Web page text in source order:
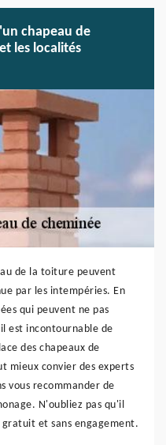
chapeau de
les localités
de la toiture peuvent
par les intempéries. En
qui peuvent ne pas
est incontournable de
des chapeaux de
mieux convier des experts
vous recommander de
N'oubliez pas qu'il
et sans engagement.